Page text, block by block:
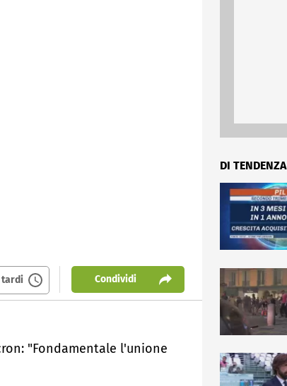
tardi Condividi
"Fondamentale l'unione
DI TENDENZA